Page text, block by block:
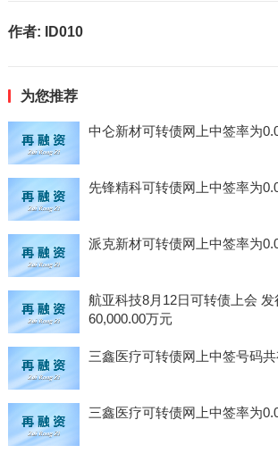
作者: ID010
为您推荐
中仑新材可转债网上中签率为
先锋精科可转债网上中签率为
派克新材可转债网上中签率为
航亚科技8月12日可转债上会
60,000.00万元
三鑫医疗可转债网上中签号码
三鑫医疗可转债网上中签率为